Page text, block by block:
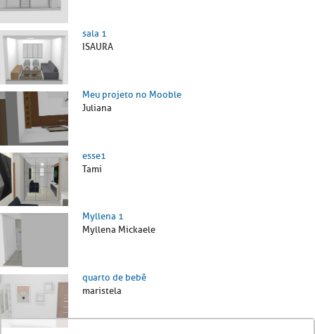
sala 1
ISAURA
Meu projeto no Mooble
Juliana
esse1
Tami
Myllena 1
Myllena Mickaele
quarto de bebê
maristela